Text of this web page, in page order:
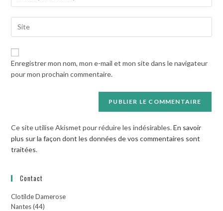
username
to
comment
address
to
comment
votre
site
(facultatif)
Enregistrer mon nom, mon e-mail et mon site dans le navigateur
pour mon prochain commentaire.
Ce site utilise Akismet pour réduire les indésirables.En savoir
plus sur la façon dont les données de vos commentaires sont
traitées.
Contact
Clotilde Damerose
Nantes (44)